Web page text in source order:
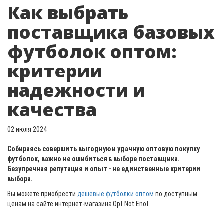
Как выбрать
поставщика базовых
футболок оптом:
критерии
надежности и
качества
02 июля 2024
Собираясь совершить выгодную и удачную оптовую покупку
футболок, важно не ошибиться в выборе поставщика.
Безупречная репутация и опыт - не единственные критерии
выбора.
Вы можете приобрести дешевые футболки оптом по доступным
ценам на сайте интернет-магазина Opt Not Enot.